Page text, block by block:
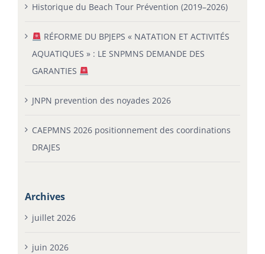
Historique du Beach Tour Prévention (2019–2026)
RÉFORME DU BPJEPS « NATATION ET ACTIVITÉS
AQUATIQUES » : LE SNPMNS DEMANDE DES
GARANTIES
JNPN prevention des noyades 2026
CAEPMNS 2026 positionnement des coordinations
DRAJES
Archives
juillet 2026
juin 2026